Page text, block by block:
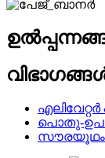
എലിവേറ്റർ
പൊതു-
സൗരയൂഥം